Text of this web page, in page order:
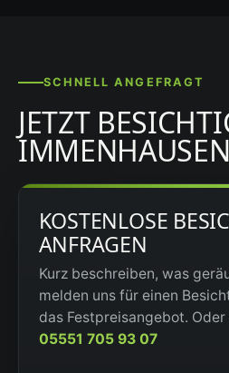
SCHNELL ANGEFRAGT
JETZT
KOSTENLOSE
ANFRAGEN
Kurz beschreiben, was
melden uns für einen
das Festpreisangebot.
05551 705 93 07